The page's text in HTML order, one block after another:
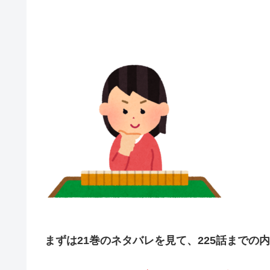
まずは21巻のネタバレを見て、225話までの